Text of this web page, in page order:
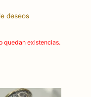
deseos
quedan existencias.